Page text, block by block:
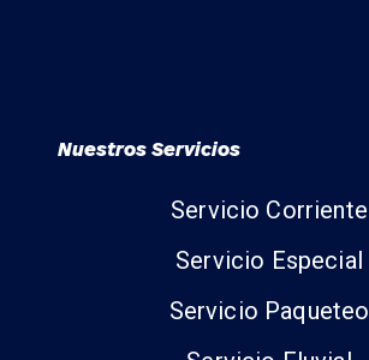
Nuestros Servicios
Servicio Corriente
Servicio Especial
Servicio Paqueteo